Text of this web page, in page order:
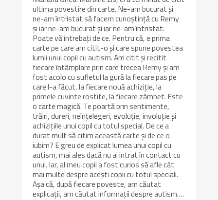
ultima povestire din carte. Ne-am bucurat și
ne-am întristat să facem cunoștință cu Remy
și iar ne-am bucurat și iar ne-am întristat.
Poate vă întrebați de ce. Pentru că, e prima
carte pe care am citit-o și care spune povestea
lumii unui copil cu autism. Am citit și recitit
fiecare întâmplare prin care trecea Remy și am
fost acolo cu sufletul la gură la fiecare pas pe
care l-a făcut, la fiecare nouă achiziție, la
primele cuvinte rostite, la fiecare zâmbet. Este
o carte magică. Te poartă prin sentimente,
trăiri, dureri, neînțelegeri, evoluție, involuție și
achizițiile unui copil cu totul special. De ce a
durat mult să citim această carte și de ce o
iubim? E greu de explicat lumea unui copil cu
autism, mai ales dacă nu ai intrat în contact cu
unul. Iar, al meu copil a fost curios să afle cât
mai multe despre acești copii cu totul speciali.
Așa că, după fiecare poveste, am căutat
explicații, am căutat informații despre autism….